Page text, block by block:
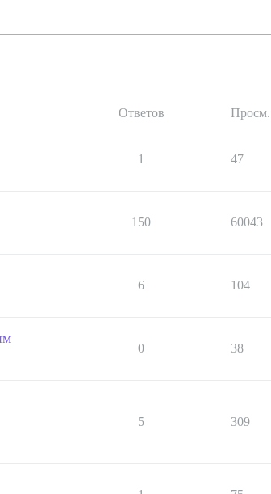
Ответов Просм.
1 47
150 60043
6 104
0 38
5 309